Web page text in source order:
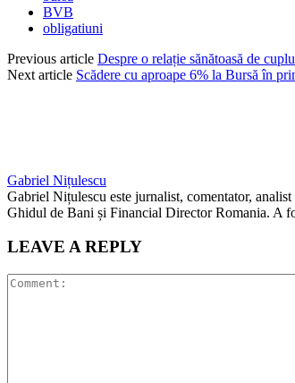
BVB
obligatiuni
Previous article Despre o relație sănătoasă de cuplu
Next article Scădere cu aproape 6% la Bursă în
Gabriel Nițulescu
Gabriel Nițulescu este jurnalist, comentator,
Ghidul de Bani și Financial Director Romania. A
LEAVE A REPLY